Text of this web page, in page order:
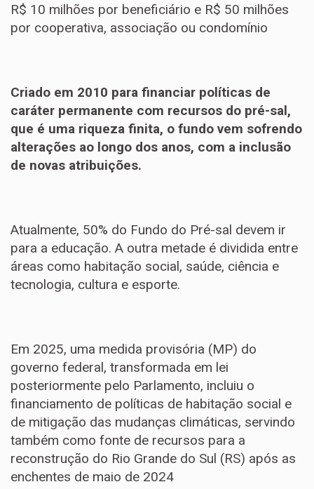
R$ 10 milhões por beneficiário e R$ 50 milhões
por cooperativa, associação ou condomínio
Criado em 2010 para financiar políticas de
caráter permanente com recursos do pré-sal,
que é uma riqueza finita, o fundo vem sofrendo
alterações ao longo dos anos, com a inclusão
de novas atribuições.
Atualmente, 50% do Fundo do Pré-sal devem ir
para a educação. A outra metade é dividida entre
áreas como habitação social, saúde, ciência e
tecnologia, cultura e esporte.
Em 2025, uma medida provisória (MP) do
governo federal, transformada em lei
posteriormente pelo Parlamento, incluiu o
financiamento de políticas de habitação social e
de mitigação das mudanças climáticas, servindo
também como fonte de recursos para a
reconstrução do Rio Grande do Sul (RS) após as
enchentes de maio de 2024